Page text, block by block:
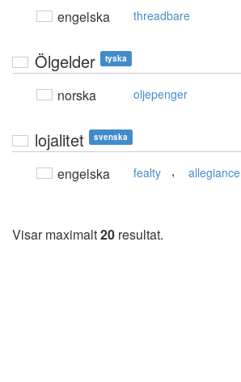
engelska threadbare
Ölgelder tyska
norska oljepenger
lojalitet svenska
engelska fealty , allegiance
Visar maximalt20 resultat.